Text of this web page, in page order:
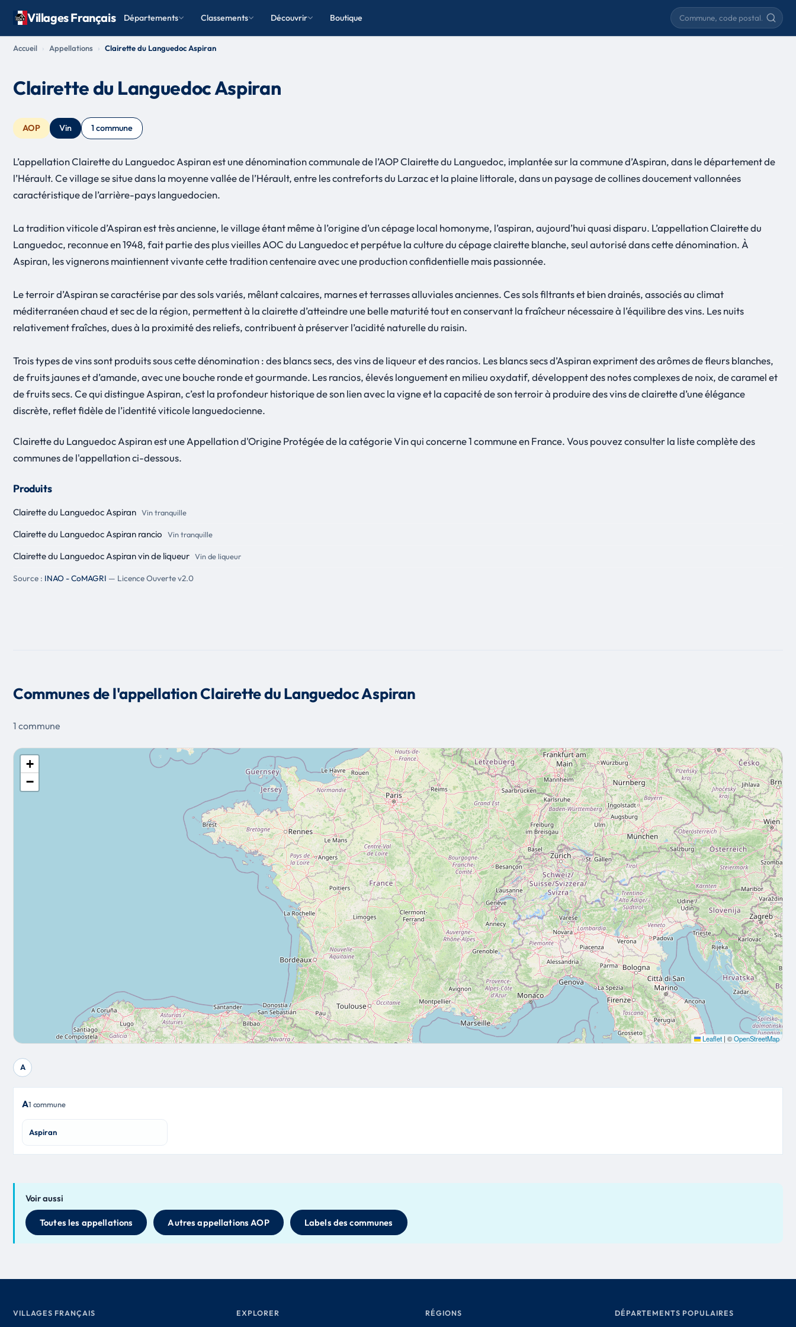
Villages Français Départements Classements Découvrir Boutique
Rechercher une commune
Accueil Appellations Clairette du Languedoc Aspiran
Clairette du Languedoc Aspiran
AOP Vin 1 commune
L’appellation Clairette du Languedoc Aspiran est une dénomination communale de l’AOP Clairette du Languedoc, implantée sur la commune d’Aspiran, dans le département de
l’Hérault. Ce village se situe dans la moyenne vallée de l’Hérault, entre les contreforts du Larzac et la plaine littorale, dans un paysage de collines doucement vallonnées
caractéristique de l’arrière-pays languedocien.
La tradition viticole d’Aspiran est très ancienne, le village étant même à l’origine d’un cépage local homonyme, l’aspiran, aujourd’hui quasi disparu. L’appellation Clairette du
Languedoc, reconnue en 1948, fait partie des plus vieilles AOC du Languedoc et perpétue la culture du cépage clairette blanche, seul autorisé dans cette dénomination. À
Aspiran, les vignerons maintiennent vivante cette tradition centenaire avec une production confidentielle mais passionnée.
Le terroir d’Aspiran se caractérise par des sols variés, mêlant calcaires, marnes et terrasses alluviales anciennes. Ces sols filtrants et bien drainés, associés au climat
méditerranéen chaud et sec de la région, permettent à la clairette d’atteindre une belle maturité tout en conservant la fraîcheur nécessaire à l’équilibre des vins. Les nuits
relativement fraîches, dues à la proximité des reliefs, contribuent à préserver l’acidité naturelle du raisin.
Trois types de vins sont produits sous cette dénomination : des blancs secs, des vins de liqueur et des rancios. Les blancs secs d’Aspiran expriment des arômes de fleurs blanches,
de fruits jaunes et d’amande, avec une bouche ronde et gourmande. Les rancios, élevés longuement en milieu oxydatif, développent des notes complexes de noix, de caramel et
de fruits secs. Ce qui distingue Aspiran, c’est la profondeur historique de son lien avec la vigne et la capacité de son terroir à produire des vins de clairette d’une élégance
discrète, reflet fidèle de l’identité viticole languedocienne.
Clairette du Languedoc Aspiran est une Appellation d'Origine Protégée de la catégorie Vin qui concerne 1 commune en France. Vous pouvez consulter la liste complète des
communes de l'appellation ci-dessous.
Produits
Clairette du Languedoc Aspiran Vin tranquille
Clairette du Languedoc Aspiran rancio Vin tranquille
Clairette du Languedoc Aspiran vin de liqueur Vin de liqueur
Source : INAO - CoMAGRI — Licence Ouverte v2.0
Communes de l'appellation Clairette du Languedoc Aspiran
1 commune
+
−
Leaflet | ©OpenStreetMap
A
A1 commune
Aspiran
Voir aussi
Toutes les appellations Autres appellations AOP Labels des communes
VILLAGES FRANÇAIS EXPLORER RÉGIONS DÉPARTEMENTS POPULAIRES